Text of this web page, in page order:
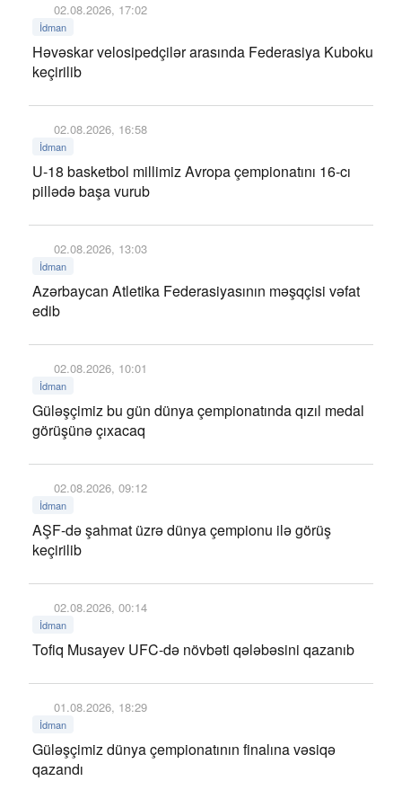
02.08.2026, 17:02
İdman
Həvəskar velosipedçilər arasında Federasiya Kuboku
keçirilib
02.08.2026, 16:58
İdman
U-18 basketbol millimiz Avropa çempionatını 16-cı
pillədə başa vurub
02.08.2026, 13:03
İdman
Azərbaycan Atletika Federasiyasının məşqçisi vəfat
edib
02.08.2026, 10:01
İdman
Güləşçimiz bu gün dünya çempionatında qızıl medal
görüşünə çıxacaq
02.08.2026, 09:12
İdman
AŞF-də şahmat üzrə dünya çempionu ilə görüş
keçirilib
02.08.2026, 00:14
İdman
Tofiq Musayev UFC-də növbəti qələbəsini qazanıb
01.08.2026, 18:29
İdman
Güləşçimiz dünya çempionatının finalına vəsiqə
qazandı